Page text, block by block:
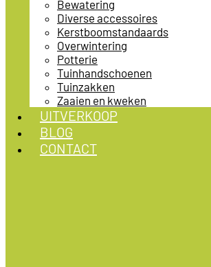
Bewatering
Diverse accessoires
Kerstboomstandaards
Overwintering
Potterie
Tuinhandschoenen
Tuinzakken
Zaaien en kweken
UITVERKOOP
BLOG
CONTACT